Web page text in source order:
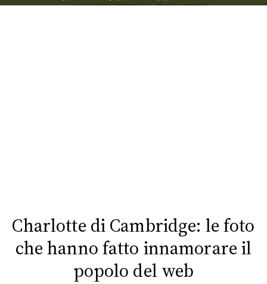
EVENTI
Charlotte di Cambridge: le foto
che hanno fatto innamorare il
popolo del web